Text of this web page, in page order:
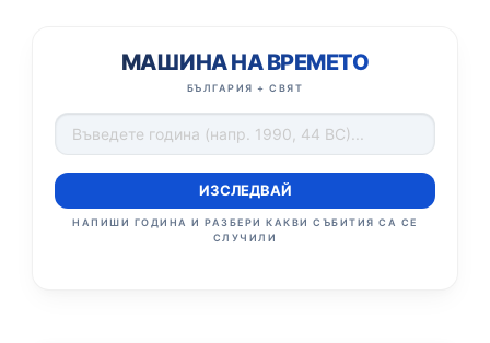
МАШИНА НА ВРЕМЕТО
БЪЛГАРИЯ + СВЯТ
ИЗСЛЕДВАЙ
НАПИШИ ГОДИНА И РАЗБЕРИ КАКВИ СЪБИТИЯ СА СЕ
СЛУЧИЛИ